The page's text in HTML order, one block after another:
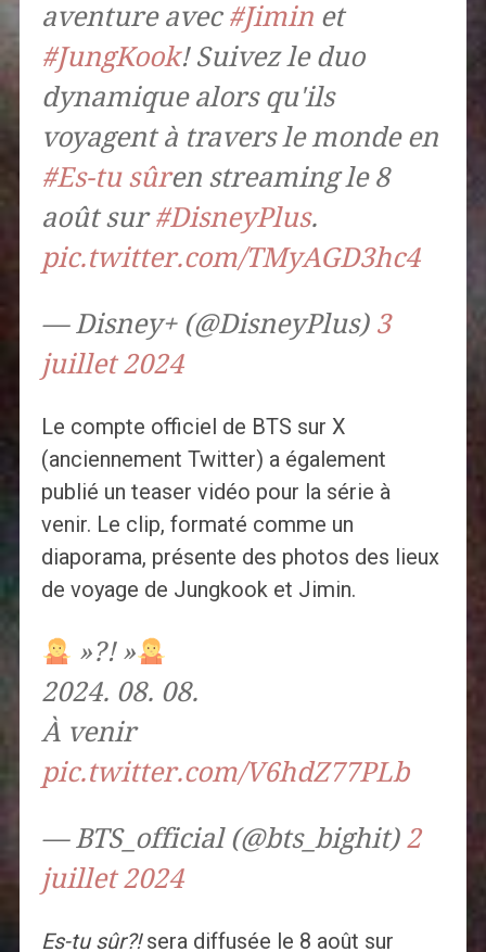
aventure avec #Jiminet
#JungKook! Suivez le duo
dynamique alors qu'ils
voyagent à travers le monde en
#Es-tu sûren streaming le 8
août sur#DisneyPlus.
pic.twitter.com/TMyAGD3hc4
— Disney+ (@DisneyPlus) 3
juillet 2024
Le compte officiel de BTS sur X
(anciennement Twitter) a également
publié un teaser vidéo pour la série à
venir. Le clip, formaté comme un
diaporama, présente des photos des lieux
de voyage de Jungkook et Jimin.
»?! »
2024. 08. 08.
À venir
pic.twitter.com/V6hdZ77PLb
— BTS_official (@bts_bighit) 2
juillet 2024
Es-tu sûr?!sera diffusée le 8 août sur